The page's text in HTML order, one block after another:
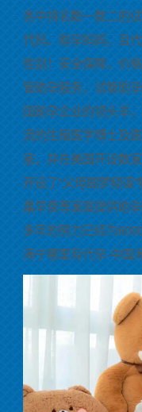
务中排名数一数二的
代妈、助孕妈妈，且
性别！安全保障，价
管助孕服务，试管助
国助孕企业的领头羊
流的生殖医学博士及
家，并在美国开设数
开设了“父母圆梦频道
巢早衰等家庭提供助
多年的努力已经为
海宁哪里有代孕-中国